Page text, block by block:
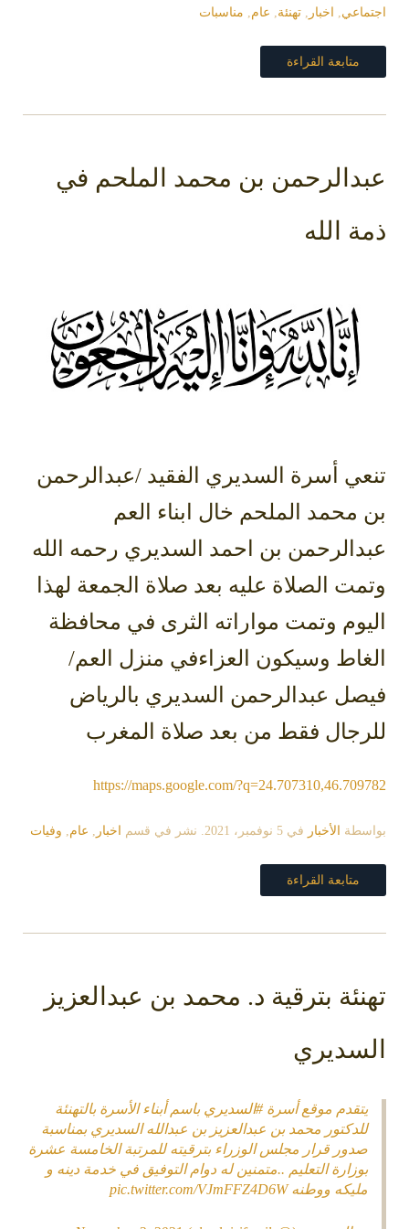
,اخبار, تهنئة,عام,مناسبات
متابعة القراءة
بن محمد الملحم في
الله
أسرة السديري الفقيد /عبدالرحمن
محمد الملحم خال ابناء العم
بن احمد السديري رحمه الله
الصلاة عليه بعد صلاة الجمعة لهذا
وتمت مواراته الثرى في محافظة
وسيكون العزاءفي منزل العم/
عبدالرحمن السديري بالرياض
فقط من بعد صلاة المغرب
https://maps.google.com/
الأخبارفي5 نوفمبر، 2021 . نشر في قسماخبار,عام,وفيات
متابعة القراءة
بترقية د. محمد بن عبدالعزيز
موقع أسرة#السديريباسم أبناء الأسرة بالتهنئة
محمد بن عبدالعزيز بن عبدالله السديري بمناسبة
قرار مجلس الوزراء بترقيته للمرتبة الخامسة عشرة
التعليم ..متمنين له دوام التوفيق في خدمة دينه و
ووطنه pic.twitter.com/VJmFFZ4D6W